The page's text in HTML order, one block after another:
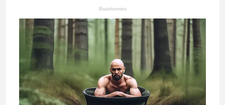
Brainberries